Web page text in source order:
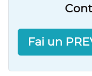
Fai un